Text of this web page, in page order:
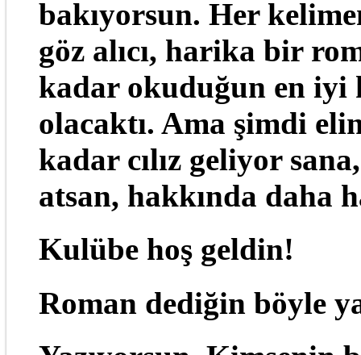
bakıyorsun. Her
göz alıcı, harika bir
kadar okuduğun en
olacaktı. Ama şimdi
kadar cılız geliyor
atsan, hakkında daha
Kulübe hoş geldin!
Roman dediğin böyle